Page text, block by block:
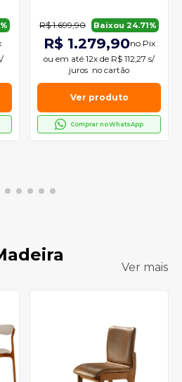
R$ 1.699,90 Baixou 24.71%
R$ 1.279,90no Pix
ou em até 12x de R$ 112,27 s/
juros no cartão
Ver produto
Comprar no WhatsApp
Ver mais